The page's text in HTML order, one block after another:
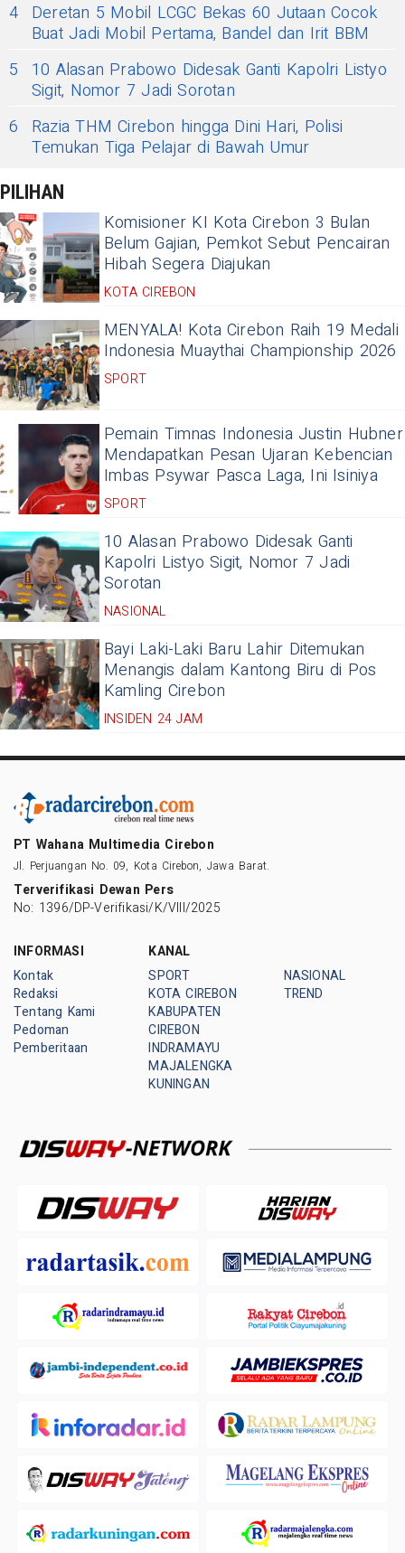
4 Deretan 5 Mobil LCGC Bekas 60 Jutaan Cocok
Buat Jadi Mobil Pertama, Bandel dan Irit BBM
5
10 Alasan Prabowo Didesak Ganti Kapolri Listyo
Sigit, Nomor 7 Jadi Sorotan
6
Razia THM Cirebon hingga Dini Hari, Polisi
Temukan Tiga Pelajar di Bawah Umur
PILIHAN
Komisioner KI Kota Cirebon 3 Bulan
Belum Gajian, Pemkot Sebut Pencairan
Hibah Segera Diajukan
KOTA CIREBON
MENYALA! Kota Cirebon Raih 19 Medali
Indonesia Muaythai Championship 2026
SPORT
Pemain Timnas Indonesia Justin Hubner
Mendapatkan Pesan Ujaran Kebencian
Imbas Psywar Pasca Laga, Ini Isiniya
SPORT
10 Alasan Prabowo Didesak Ganti
Kapolri Listyo Sigit, Nomor 7 Jadi
Sorotan
NASIONAL
Bayi Laki-Laki Baru Lahir Ditemukan
Menangis dalam Kantong Biru di Pos
Kamling Cirebon
INSIDEN 24 JAM
PT Wahana Multimedia Cirebon
Jl. Perjuangan No. 09, Kota Cirebon, Jawa Barat.
Terverifikasi Dewan Pers
No: 1396/DP-Verifikasi/K/VIII/2025
INFORMASI
Kontak
Redaksi
Tentang Kami
Pedoman
Pemberitaan
KANAL
SPORT
KOTA CIREBON
KABUPATEN
CIREBON
INDRAMAYU
MAJALENGKA
KUNINGAN
NASIONAL
TREND